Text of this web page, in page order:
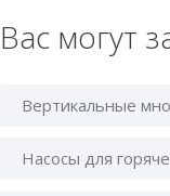
Вас могут
Вертикальные
Насосы для